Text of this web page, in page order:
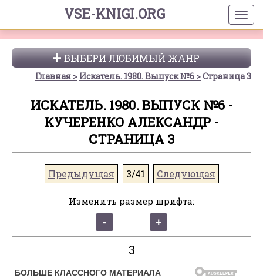
VSE-KNIGI.ORG
ВЫБЕРИ ЛЮБИМЫЙ ЖАНР
Главная Искатель. 1980. Выпуск №6 Страница 3
ИСКАТЕЛЬ. 1980. ВЫПУСК №6 -
КУЧЕРЕНКО АЛЕКСАНДР -
СТРАНИЦА 3
Предыдущая 3/41 Следующая
Изменить размер шрифта:
3